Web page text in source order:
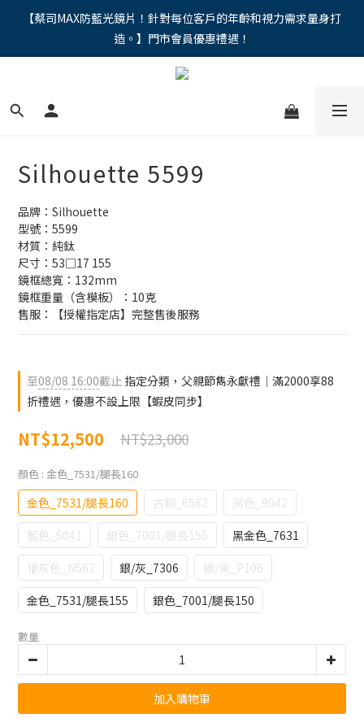
"馬年新章續寫，視界品味進階，限時禮遇 9 折無上限，12期分期
免手續費。。
【蔡司MAX防藍光鏡片！針對每位客戶的年齡和視力需求量身打
造。】門市會員優惠禮遇！
"馬年新章續寫，視界品味進階，限時禮遇 9 折無上限，12期分期
Silhouette 5599
品牌：Silhouette
型號：5599
材質：純鈦
尺寸：53□17 155
鏡框總寬：132mm
鏡框重量（含模板）：10克
售服：【授權指定店】完整售後服務
至08/08 16:00截止 指定分類，父親節雋永獻禮｜滿2000享88
折禮遇，優惠不設上限【蝦皮同步】
NT$12,500 NT$23,000
顏色 : 金色_7531/腿長160
金色_7531/腿長160 古銅_6562
黑色_9042
藍色_5041
銀色_7001/腿長155
黑金色_7631
槍灰色_N562
銀/灰_7306
銀/黑_P106
金色_7531/腿長155
銀色_7001/腿長150
數量
加入購物車